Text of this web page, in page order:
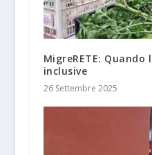
MigreRETE:
inclusive
26 Settembre 2025